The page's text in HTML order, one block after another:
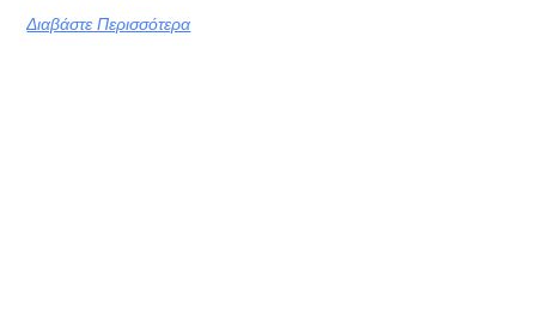
Διαβάστε Περισσότερα